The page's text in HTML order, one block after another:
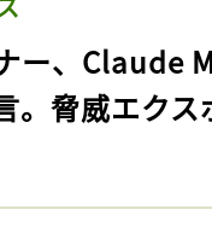
ー、Claude
。脅威エク